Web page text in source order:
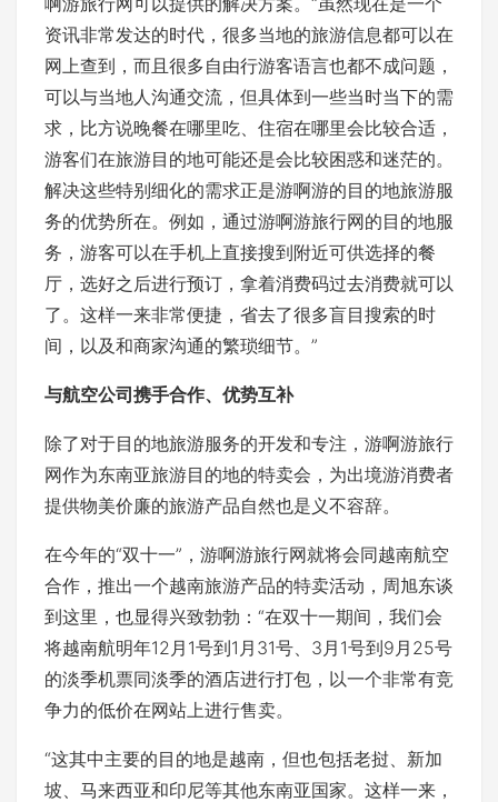
资讯非常发达的时代，很多当地的旅游信息都可以在
网上查到，而且很多自由行游客语言也都不成问题，
可以与当地人沟通交流，但具体到一些当时当下的需
求，比方说晚餐在哪里吃、住宿在哪里会比较合适，
游客们在旅游目的地可能还是会比较困惑和迷茫的。
解决这些特别细化的需求正是游啊游的目的地旅游服
务的优势所在。例如，通过游啊游旅行网的目的地服
务，游客可以在手机上直接搜到附近可供选择的餐
厅，选好之后进行预订，拿着消费码过去消费就可以
了。这样一来非常便捷，省去了很多盲目搜索的时
间，以及和商家沟通的繁琐细节。”
与航空公司携手合作、优势互补
除了对于目的地旅游服务的开发和专注，游啊游旅行
网作为东南亚旅游目的地的特卖会，为出境游消费者
提供物美价廉的旅游产品自然也是义不容辞。
在今年的“双十一”，游啊游旅行网就将会同越南航空
合作，推出一个越南旅游产品的特卖活动，周旭东谈
到这里，也显得兴致勃勃：“在双十一期间，我们会
将越南航明年12月1号到1月31号、3月1号到9月25号
的淡季机票同淡季的酒店进行打包，以一个非常有竞
争力的低价在网站上进行售卖。
“这其中主要的目的地是越南，但也包括老挝、新加
坡、马来西亚和印尼等其他东南亚国家。这样一来，